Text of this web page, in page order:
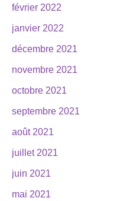
février 2022
janvier 2022
décembre 2021
novembre 2021
octobre 2021
septembre 2021
août 2021
juillet 2021
juin 2021
mai 2021